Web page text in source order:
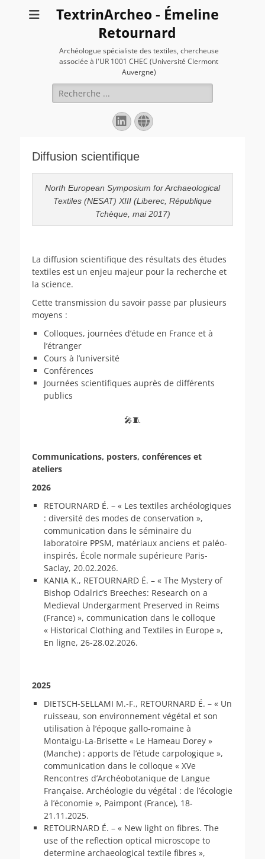
TextrinArcheo - Émeline
Retournard
Archéologue spécialiste des textiles, chercheuse
associée à l'UR 1001 CHEC (Université Clermont
Auvergne)
Rechercher :
Linkedin
Site
web
Diffusion scientifique
North European Symposium for Archaeological
Textiles (NESAT) XIII (Liberec, République
Tchèque, mai 2017)
La diffusion scientifique des résultats des études
textiles est un enjeu majeur pour la recherche et
la science.
Cette transmission du savoir passe par plusieurs
moyens :
Colloques, journées d’étude en France et à
l’étranger
Cours à l’université
Conférences
Journées scientifiques auprès de différents
publics
🎤🧵
Communications, posters, conférences et
ateliers
2026
RETOURNARD É. – « Les textiles archéologiques
: diversité des modes de conservation »,
communication dans le séminaire du
laboratoire PPSM, matériaux anciens et paléo-
inspirés, École normale supérieure Paris-
Saclay, 20.02.2026.
KANIA K., RETOURNARD É. – « The Mystery of
Bishop Odalric’s Breeches: Research on a
Medieval Undergarment Preserved in Reims
(France) », communication dans le colloque
« Historical Clothing and Textiles in Europe »,
En ligne, 26-28.02.2026.
2025
DIETSCH-SELLAMI M.-F., RETOURNARD É. – « Un
ruisseau, son environnement végétal et son
utilisation à l’époque gallo-romaine à
Montaigu-La-Brisette « Le Hameau Dorey »
(Manche) : apports de l’étude carpologique »,
communication dans le colloque « XVe
Rencontres d’Archéobotanique de Langue
Française. Archéologie du végétal : de l’écologie
à l’économie », Paimpont (France), 18-
21.11.2025.
RETOURNARD É. – « New light on fibres. The
use of the reflection optical microscope to
determine archaeological textile fibres »,